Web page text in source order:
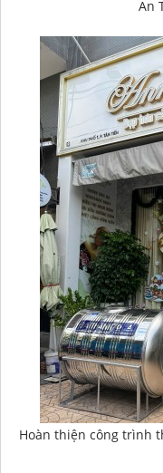
An
Hoàn thiện công trình